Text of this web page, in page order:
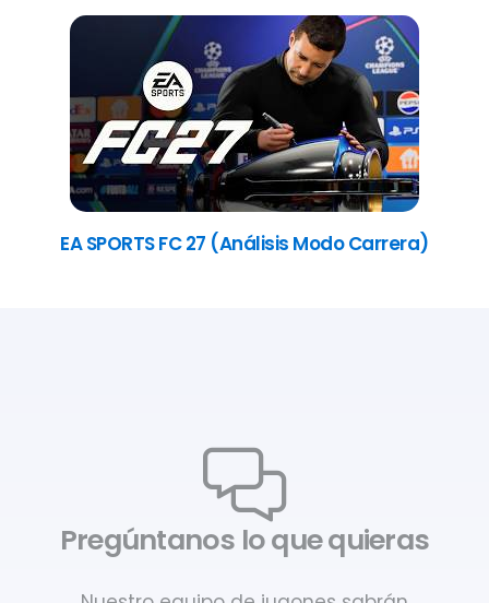
EA SPORTS FC 27 (Análisis Modo Carrera)
Pregúntanos lo que quieras